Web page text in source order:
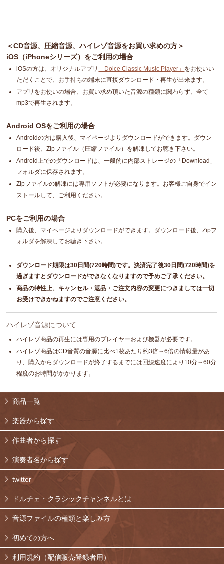
＜CD音源、圧縮音源、ハイレゾ音源をお買い求めの方＞
iOS（iPhoneシリーズ）をご利用の場合
iOSの方は、オリジナルアプリ 「Dolce Classic Music Player」 をお使いい
ただくことで、お手持ちの端末に直接ダウンロード・再生が出来ます。
アプリをお使いの場合、お買い求め頂いた音源の種類に関わらず、全て
mp3で再生されます。
Android OSをご利用の場合
Androidの方は購入後、マイページよりダウンロードができます。ダウン
ロード後、Zipファイル（圧縮ファイル）を解凍してお聴き下さい。
Android上でのダウンロードは、一般的に内部ストレージの「Download」
フォルダに保存されます。
Zipファイルの解凍には専用ソフトが必要になります。お客様ご自身でイン
ストールして、ご利用ください。
PCをご利用の場合
購入後、マイページよりダウンロードができます。ダウンロード後、Zipフ
ォルダを解凍してお聴き下さい。
ダウンロード期限は30日間(720時間)です。決済完了後30日間(720時間)を
過ぎますとダウンロードができなくなりますので予めご了承ください。
商品の特性上、キャンセル・返品・ご注文内容の変更につきましては一切
お受けできかねますのでご注意ください。
ハイレゾ音源について
ハイレゾ商品の再生には専用のプレイヤーおよび機器が必要です。
ハイレゾ商品はCD音質の音源に比べ1枚あたり約3倍～6倍の情報量があ
り、購入からダウンロードが終了するまでには回線速度により10分～60分
程度のお時間がかかります。
商品一覧
楽器から探す
作曲者から探す
演奏者名から探す
twitter
ドルチェ・クラシックチャンネルとは
音源ファイルの種類と楽しみ方
初めての方へ
利用規約（配信販売登録者用）